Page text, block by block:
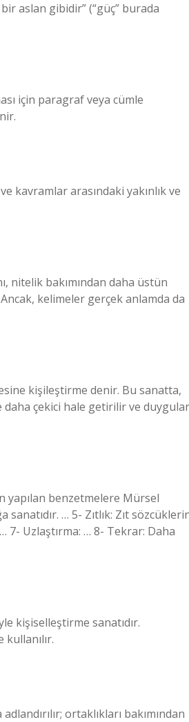
aslan gibidir” (“güç” burada
için paragraf veya cümle
kavramlar arasındaki yakınlık ve
nitelik bakımından daha üstün
kelimeler gerçek anlamda da
kişileştirme denir. Bu sanatta,
çekici hale getirilir ve duygular
yapılan benzetmelere Mürsel
… 5- Zıtlık: Zıt
7- Uzlaştırma: … 8- Tekrar: Daha
kişiselleştirme sanatıdır.
ortaklıkları bakımından